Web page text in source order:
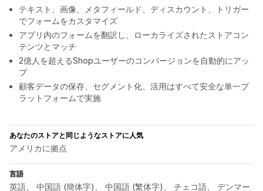
テキスト、画像、メタフィールド、ディスカウント、トリガー
でフォームをカスタマイズ
アプリ内のフォームを翻訳し、ローカライズされたストアコン
テンツとマッチ
2億人を超えるShopユーザーのコンバージョンを自動的にアッ
プ
顧客データの保存、セグメント化、活用はすべて安全な単一プ
ラットフォームで実施
あなたのストアと同じようなストアに人気
アメリカに拠点
言語
英語、 中国語 (簡体字)、 中国語 (繁体字)、 チェコ語、 デンマー